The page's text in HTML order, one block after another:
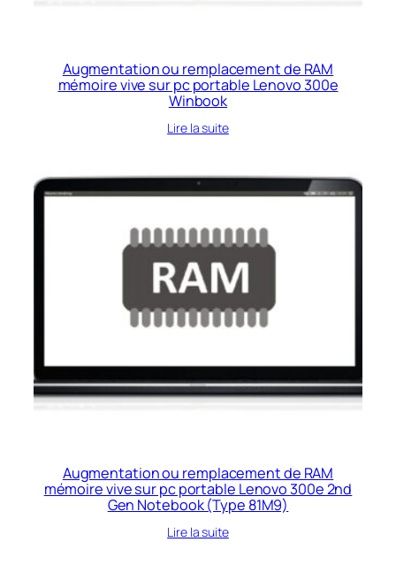
Augmentation ou remplacement de RAM
mémoire vive sur pc portable Lenovo 300e
Winbook
Lire la suite
Augmentation ou remplacement de RAM
mémoire vive sur pc portable Lenovo 300e 2nd
Gen Notebook (Type 81M9)
Lire la suite